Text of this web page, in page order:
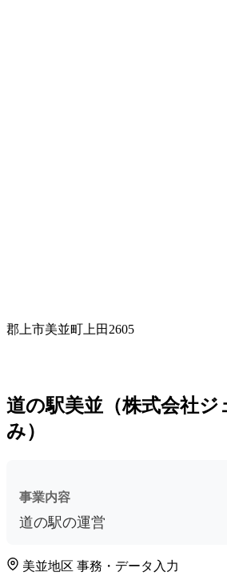
郡上市美並町上田2605
道の駅美並（株式会社
み）
事業内容
道の駅の運営
美並地区 事務・データ入力